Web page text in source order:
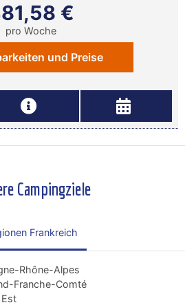
€
pro Woche
und Preise
Campingziele
Frankreich
Rhône-Alpes
Franche-Comté